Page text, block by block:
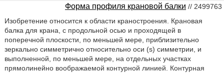
Форма профиля крановой балки // 2499763
Изобретение относится к области краностроения. Крановая
балка для крана, с продольной осью и проходящей в
поперечной плоскости, по меньшей мере, приблизительно
зеркально симметрично относительно оси (s) симметрии, и
выполненной, по меньшей мере, на отдельных участках
прямолинейно воображаемой контурной линией. Контурная